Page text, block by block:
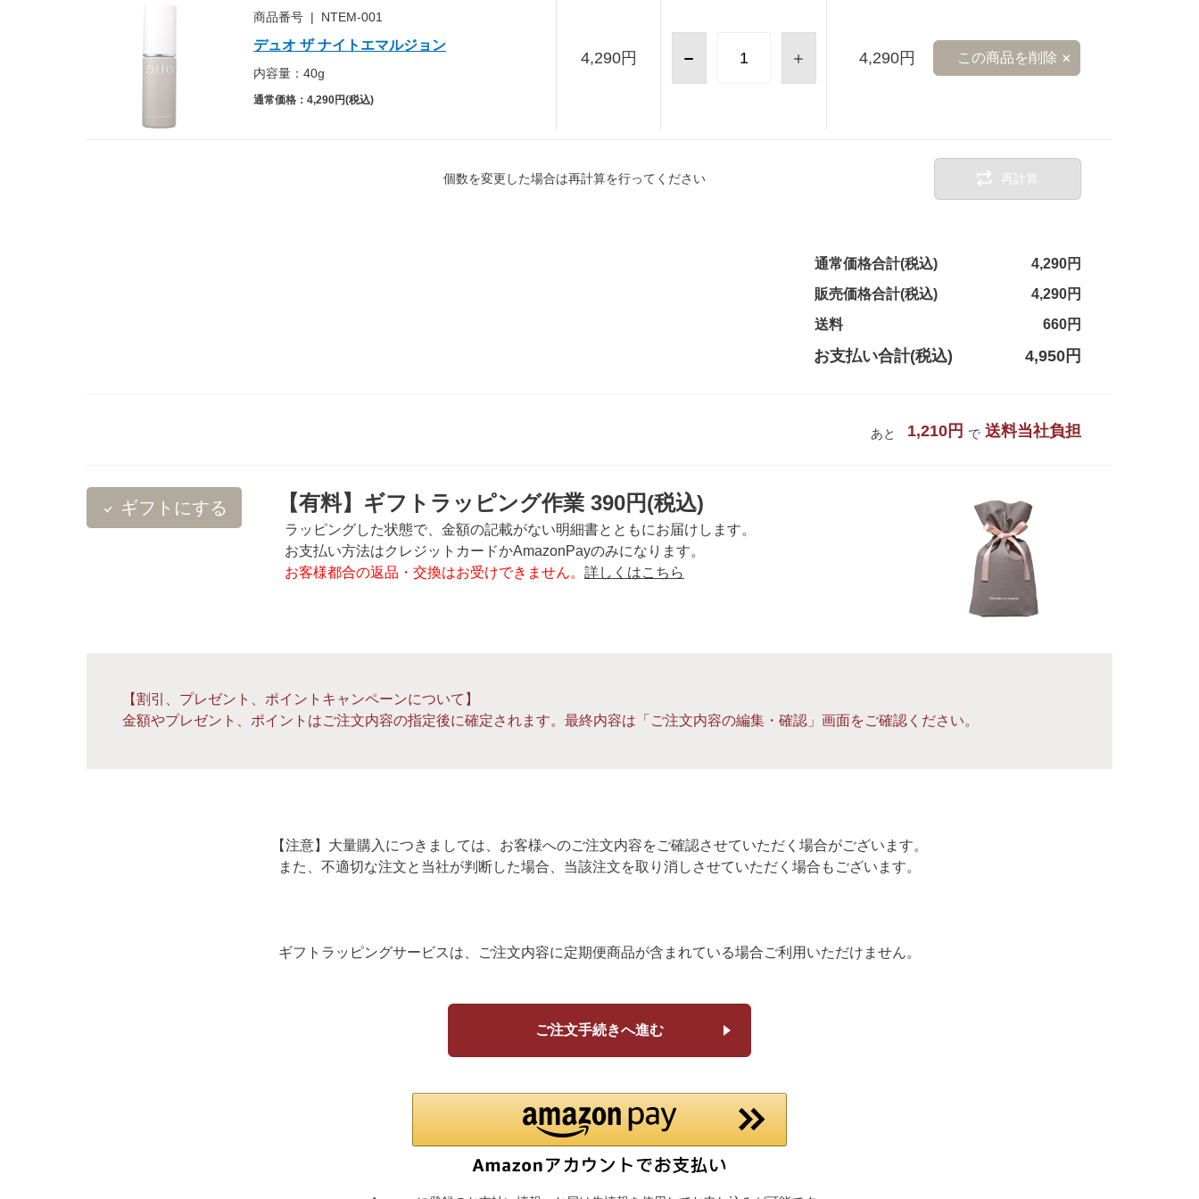
商品番号 | NTEM-001
デュオ ザ ナイトエマルジョン
内容量：40g
通常価格：4,290円(税込)
4,290円 4,290円 この商品を削除
個数を変更した場合は再計算を行ってください 再計算
通常価格合計(税込)
4,290円
販売価格合計(税込)
4,290円
送料
660円
お支払い合計(税込) 4,950円
あと 1,210円 で 送料当社負担
ギフトにする 【有料】ギフトラッピング作業 390円(税込)
ラッピングした状態で、金額の記載がない明細書とともにお届けします。
お支払い方法はクレジットカードかAmazonPayのみになります。
お客様都合の返品・交換はお受けできません。 詳しくはこちら
【割引、プレゼント、ポイントキャンペーンについて】
金額やプレゼント、ポイントはご注文内容の指定後に確定されます。最終内容は「ご注文内容の編集・確認」画面をご確認ください。
【注意】大量購入につきましては、お客様へのご注文内容をご確認させていただく場合がございます。
また、不適切な注文と当社が判断した場合、当該注文を取り消しさせていただく場合もございます。
ギフトラッピングサービスは、ご注文内容に定期便商品が含まれている場合ご利用いただけません。
ご注文手続きへ進む